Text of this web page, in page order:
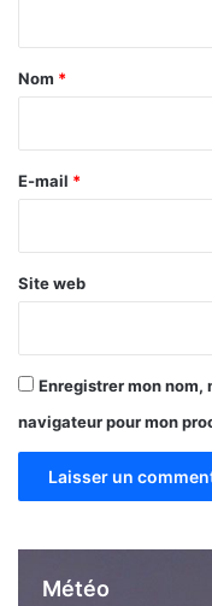
a
e
Nom *
E-mail *
Site web
Enregistrer mon nom,
navigateur pour mon
Météo